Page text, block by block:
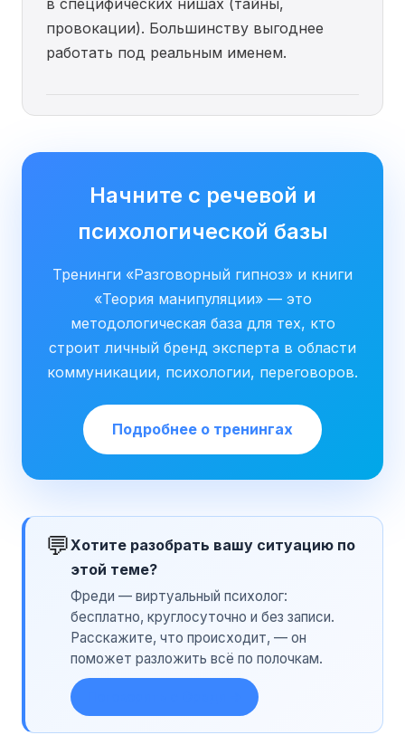
в специфических нишах (тайны,
провокации). Большинству выгоднее
работать под реальным именем.
Начните с речевой и
психологической базы
Тренинги «Разговорный гипноз» и книги
«Теория манипуляции» — это
методологическая база для тех, кто
строит личный бренд эксперта в области
коммуникации, психологии, переговоров.
Подробнее о тренингах
💬Хотите разобрать вашу ситуацию по
этой теме?
Фреди — виртуальный психолог:
бесплатно, круглосуточно и без записи.
Расскажите, что происходит, — он
поможет разложить всё по полочкам.